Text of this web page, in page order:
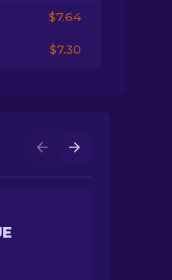
$7.64
$7.30